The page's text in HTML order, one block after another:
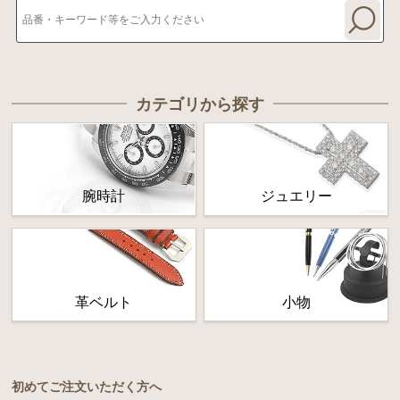
カテゴリから探す
腕時計 ジュエリー
革ベルト 小物
初めてご注文いただく方へ